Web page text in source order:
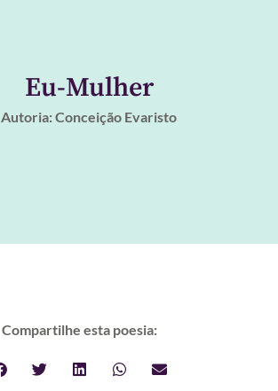
Eu-Mulher
Autoria: Conceição Evaristo
Compartilhe esta poesia: